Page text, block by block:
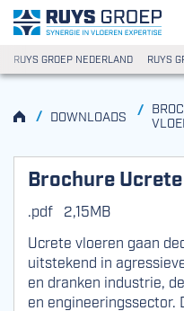
Ga naar content
Ruys Groep
RUYS GROEP NEDERLAND RUYS
HOMEDOWNLOADS
/ /
Brochure
.pdf
2,15MB
Ucrete vloeren gaan
uitstekend in
en dranken industrie,
en engineeringssector.